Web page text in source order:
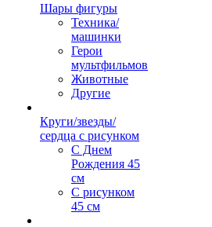
Шары фигуры
Техника/
машинки
Герои
мультфильмов
Животные
Другие
Круги/звезды/
сердца с рисунком
С Днем
Рождения 45
см
С рисунком
45 см